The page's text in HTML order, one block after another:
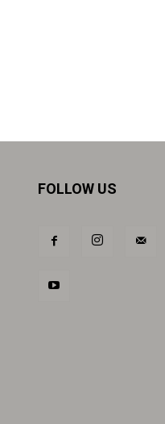
FOLLOW US